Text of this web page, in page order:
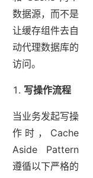
数据源，而不是
让缓存组件去自
动代理数据库的
访问。
写操作流程
当业务发起写操
作时，Cache
Aside Pattern
遵循以下严格的